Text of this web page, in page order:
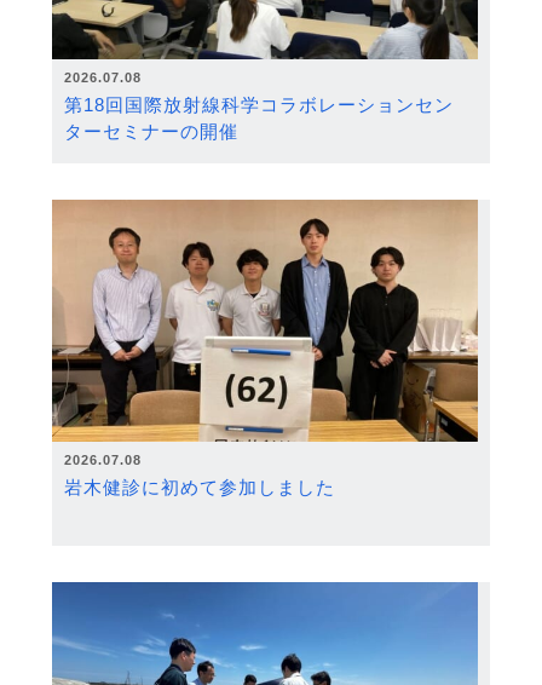
2026.07.08
第18回国際放射線科学コラボレーションセン
ターセミナーの開催
2026.07.08
岩木健診に初めて参加しました